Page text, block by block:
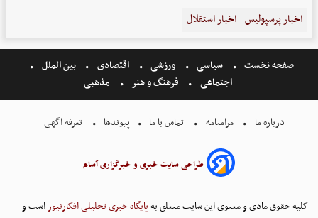
اخبار پرسپولیس اخبار استقلال
صفحه نخست سیاسی ورزشی اقتصادی
بین الملل
اجتماعی
فرهنگ و هنر مذهبی
درباره ما مرامنامه تماس با ما پیوندها تعرفه اگهی
طراحی سایت خبری و خبرگزاری آسام
کلیه حقوق مادی و معنوی این سایت متعلق بهپایگاه خبری تحلیلی افکارنیوزاست و